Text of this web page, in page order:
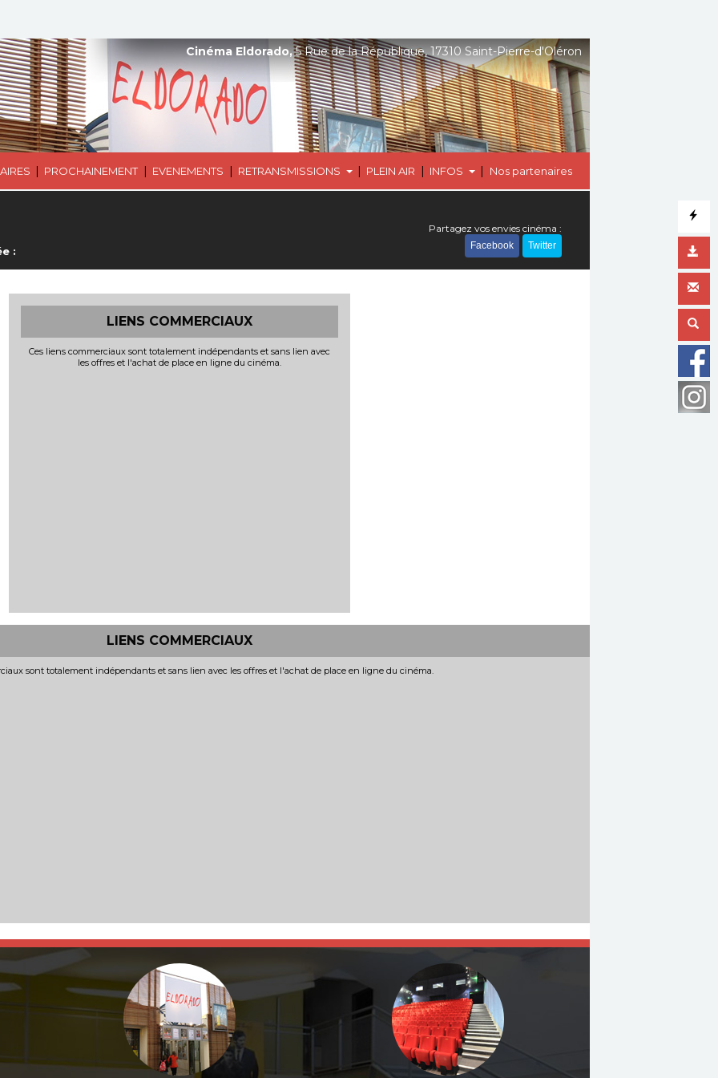
| PROCHAINEMENT | EVENEMENTS | RETRANSMISSIONS | PLEIN AIR | INFOS | Nos partenaires
Cinéma Eldorado,5 Rue de la République, 17310 Saint-Pierre-d'Oléron
:
Partagez vos envies cinéma :
Facebook Twitter
LIENS COMMERCIAUX
Ces liens commerciaux sont totalement indépendants et sans lien avec
les offres et l'achat de place en ligne du cinéma.
LIENS COMMERCIAUX
sont totalement indépendants et sans lien avec les offres et l'achat de place en ligne du cinéma.